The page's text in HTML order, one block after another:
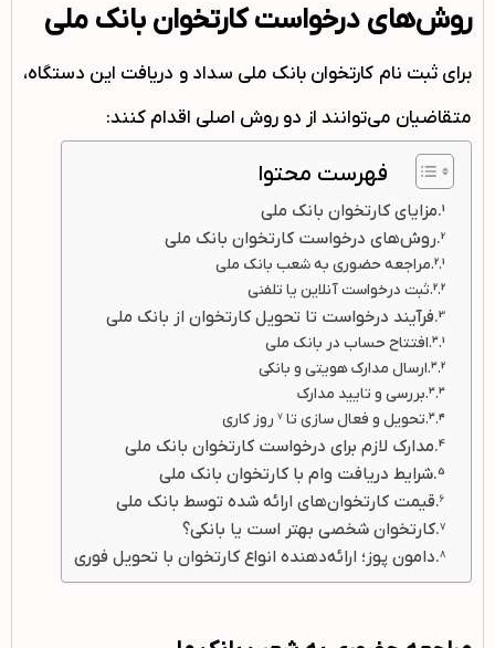
روش‌های درخواست کارتخوان بانک ملی
برای ثبت نام کارتخوان بانک ملی سداد و دریافت این دستگاه،
متقاضیان می‌توانند از دو روش اصلی اقدام کنند:
فهرست محتوا
مزایای کارتخوان بانک ملی
روش‌های درخواست کارتخوان بانک ملی
مراجعه حضوری به شعب بانک ملی
ثبت درخواست آنلاین یا تلفنی
فرآیند درخواست تا تحویل کارتخوان از بانک ملی
افتتاح حساب در بانک ملی
ارسال مدارک هویتی و بانکی
بررسی و تایید مدارک
تحویل و فعال سازی تا 7 روز کاری
مدارک لازم برای درخواست کارتخوان بانک ملی
شرایط دریافت وام با کارتخوان بانک ملی
قیمت کارتخوان‌های ارائه شده توسط بانک ملی
کارتخوان شخصی بهتر است یا بانکی؟
دامون پوز؛ ارائه‌دهنده انواع کارتخوان با تحویل فوری